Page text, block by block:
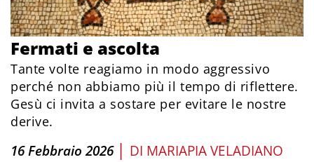
Fermati e ascolta
Tante volte reagiamo in modo aggressivo
perché non abbiamo più il tempo di riflettere.
Gesù ci invita a sostare per evitare le nostre
derive.
16 Febbraio 2026 | DI MARIAPIA VELADIANO